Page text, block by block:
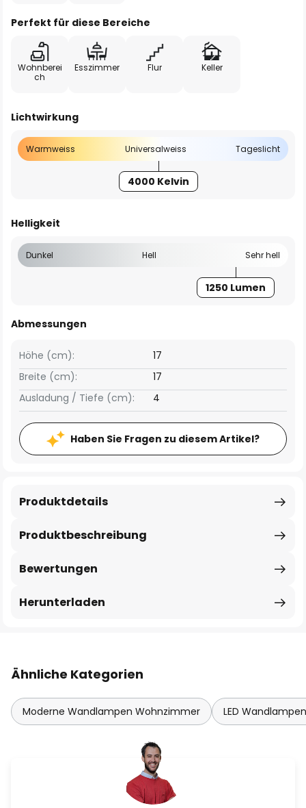
Perfekt für diese Bereiche
Wohnberei
ch
Esszimmer Flur Keller
Lichtwirkung
Warmweiss Universalweiss Tageslicht
4000 Kelvin
Helligkeit
Dunkel Hell Sehr hell
1250 Lumen
Abmessungen
Breite (cm): 17
Höhe (cm): 17
Ausladung / Tiefe (cm): 4
Haben Sie Fragen zu diesem Artikel?
Produktbeschreibung
Produktdetails
Bewertungen
Herunterladen
Ähnliche Kategorien
Moderne Wandlampen Wohnzimmer LED